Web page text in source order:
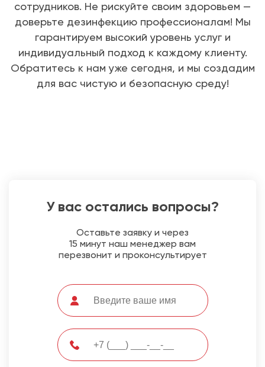
сотрудников. Не рискуйте своим здоровьем —
доверьте дезинфекцию профессионалам! Мы
гарантируем высокий уровень услуг и
индивидуальный подход к каждому клиенту.
Обратитесь к нам уже сегодня, и мы создадим
для вас чистую и безопасную среду!
У вас остались вопросы?
Оставьте заявку и через
15 минут наш менеджер вам
перезвонит и проконсультирует